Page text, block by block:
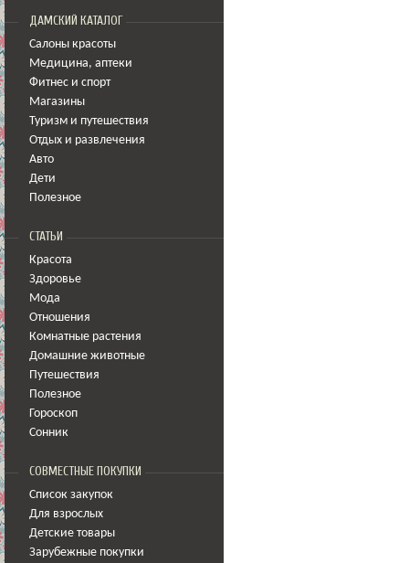
ДАМСКИЙ КАТАЛОГ
Салоны красоты
Медицина, аптеки
Фитнес и спорт
Магазины
Туризм и путешествия
Отдых и развлечения
Авто
Дети
Полезное
СТАТЬИ
Красота
Здоровье
Мода
Отношения
Комнатные растения
Домашние животные
Путешествия
Полезное
Гороскоп
Сонник
СОВМЕСТНЫЕ ПОКУПКИ
Список закупок
Для взрослых
Детские товары
Зарубежные покупки